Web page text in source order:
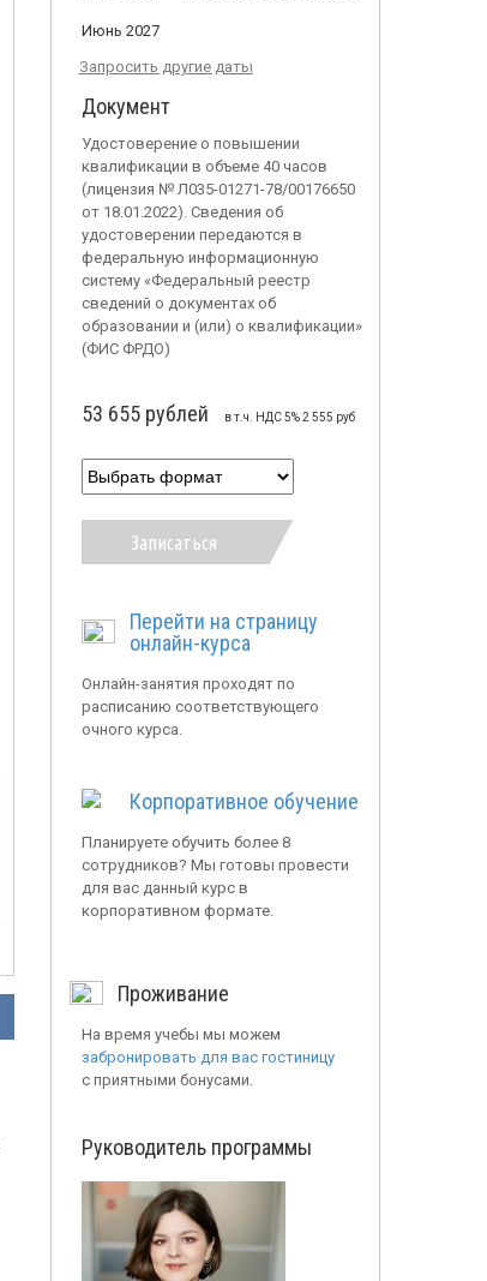
Июнь 2027
Запросить другие даты
Документ
Удостоверение о повышении
квалификации в объеме 40 часов
(лицензия № Л035-01271-78/00176650
от 18.01.2022). Сведения об
удостоверении передаются в
федеральную информационную
систему «Федеральный реестр
сведений о документах об
образовании и (или) о квалификации»
(ФИС ФРДО)
53 655 рублей в т.ч. НДС 5% 2 555 руб
Записаться
Перейти на страницу
онлайн-курса
Онлайн-занятия проходят по
расписанию соответствующего
очного курса.
Корпоративное обучение
Планируете обучить более 8
сотрудников? Мы готовы провести
для вас данный курс в
корпоративном формате.
Проживание
На время учебы мы можем
забронировать для вас гостиницу
с приятными бонусами.
Руководитель программы